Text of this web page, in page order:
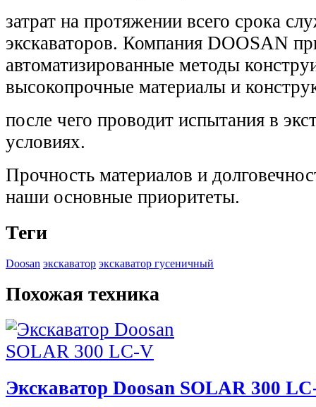
затрат на протяжении всего срока
экскаваторов. Компания DOOSAN
автоматизированные методы
высокопрочные материалы и
после чего проводит испытания в
условиях.
Прочность материалов и
наши основные приоритеты.
Теги
Doosan экскаватор экскаватор гусеничный
Похожая техника
Экскаватор Doosan SOLAR 300